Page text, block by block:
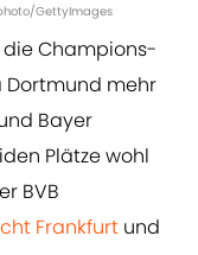
GettyImages
die Champions-
Dortmund mehr
Bayer
Plätze wohl
BVB
Frankfurt und